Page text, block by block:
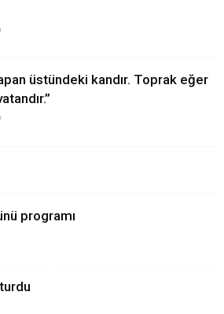
üstündeki kandır. Toprak eğer
programı